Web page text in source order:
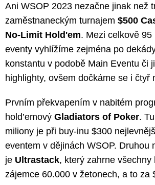
Ani WSOP 2023 nezačne jinak než
zaměstnaneckým turnajem $500
No-Limit Hold'em. Mezi celkově 95
eventy vyhlížíme zejména po
konstantu v podobě Main Eventu či
highlighty, ovšem dočkáme se i čtyř
Prvním překvapením v nabitém
hold’emový Gladiators of Poker.
miliony je při buy-inu $300
eventem v dějinách WSOP. Druhou
je Ultrastack, který zahrne všechny
zájemce 60.000 v žetonech, a to za